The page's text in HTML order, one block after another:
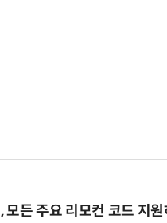
모든 주요 리모컨 코드 지